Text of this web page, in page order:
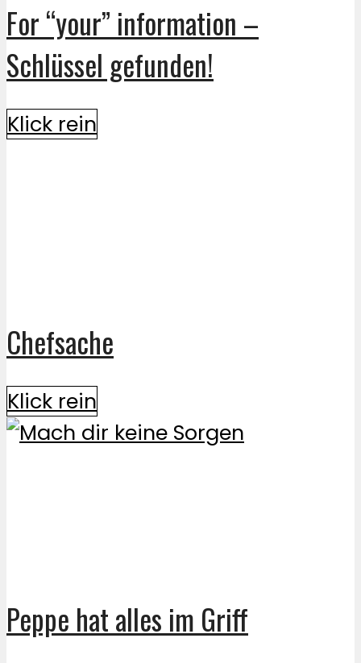
For “your” information –
Schlüssel gefunden!
Klick rein
Chefsache
Klick rein
Peppe hat alles im Griff